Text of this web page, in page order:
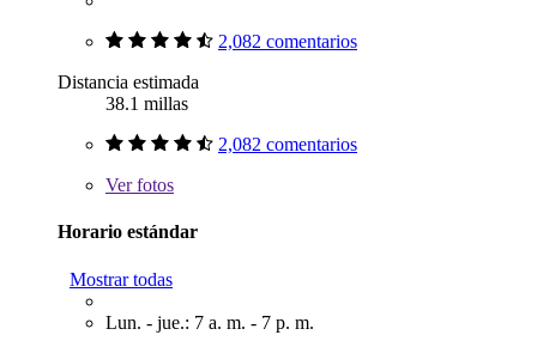
2,082 comentarios
Distancia estimada
38.1 millas
2,082 comentarios
Verfotos
Horario estándar
Mostrar todas
Lun. - jue.: 7 a. m. - 7 p. m.